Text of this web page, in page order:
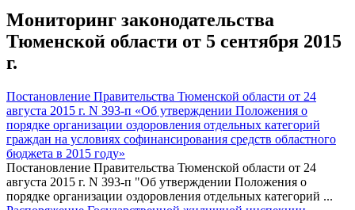
Мониторинг законодательства
Тюменской области от 5 сентября 2015
г.
Постановление Правительства Тюменской области от 24
августа 2015 г. N 393-п «Об утверждении Положения о
порядке организации оздоровления отдельных категорий
граждан на условиях софинансирования средств областного
бюджета в 2015 году»
Постановление Правительства Тюменской области от 24
августа 2015 г. N 393-п "Об утверждении Положения о
порядке организации оздоровления отдельных категорий ...